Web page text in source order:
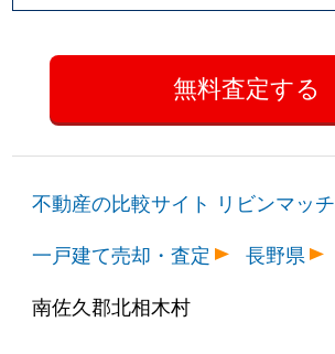
不動産の比較サイト リビンマッチ
一戸建て売却・査定
長野県
南佐久郡北相木村